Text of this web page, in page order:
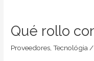
Qué rollo
Proveedores ,Tecnológia /